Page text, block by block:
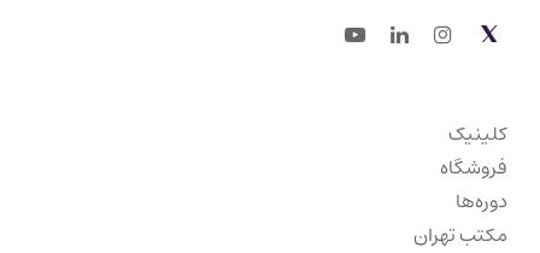
Twitter
Instagram
LinkedIn
Youtube
کلینیک
فروشگاه
دوره‌ها
مکتب تهران